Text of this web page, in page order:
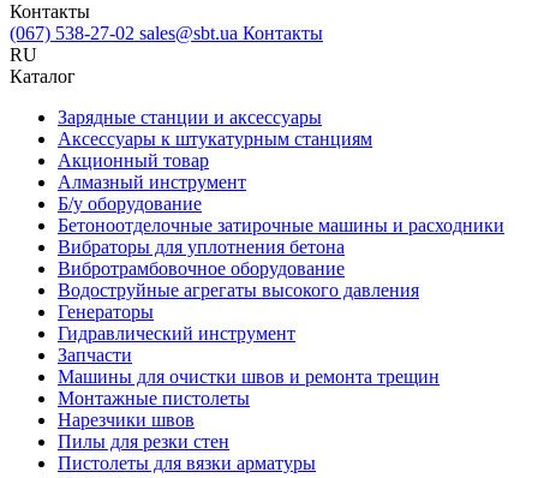
Контакты
(067) 538-27-02 sales@sbt.ua Контакты
RU
Каталог
Зарядные станции и аксессуары
Аксессуары к штукатурным станциям
Акционный товар
Алмазный инструмент
Б/у оборудование
Бетоноотделочные затирочные машины и расходники
Вибраторы для уплотнения бетона
Вибротрамбовочное оборудование
Водоструйные агрегаты высокого давления
Генераторы
Гидравлический инструмент
Запчасти
Машины для очистки швов и ремонта трещин
Монтажные пистолеты
Нарезчики швов
Пилы для резки стен
Пистолеты для вязки арматуры